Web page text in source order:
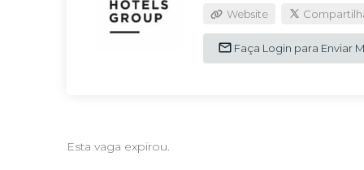
Website
Faça Login para Enviar
Esta vaga expirou.